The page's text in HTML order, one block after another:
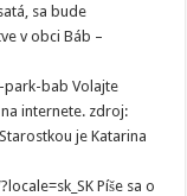
sa bude
v obci Báb –
bab Volajte
internete. zdroj:
je Katarina
Píše sa o